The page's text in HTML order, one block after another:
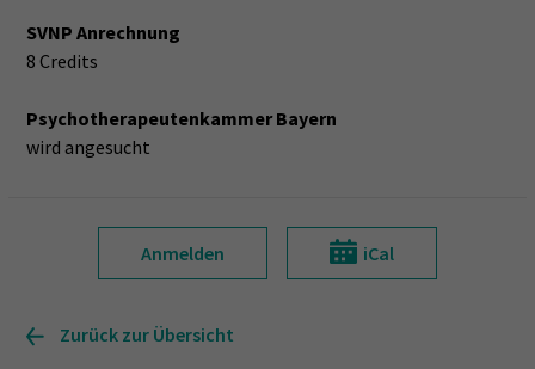
SVNP Anrechnung
8 Credits
Psychotherapeutenkammer Bayern
wird angesucht
Anmelden iCal
Zurück zur Übersicht